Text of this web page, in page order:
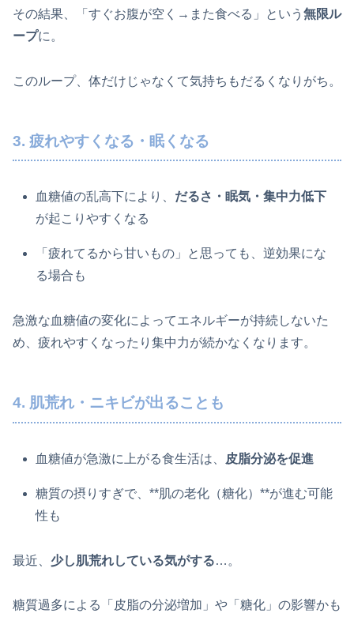
その結果、「すぐお腹が空く→また食べる」という 無限ル
ープに。
このループ、体だけじゃなくて気持ちもだるくなりがち。
3. 疲れやすくなる・眠くなる
血糖値の乱高下により、 だるさ・眠気・集中力低下
が起こりやすくなる
「疲れてるから甘いもの」と思っても、逆効果にな
る場合も
急激な血糖値の変化によってエネルギーが持続しないた
め、疲れやすくなったり集中力が続かなくなります。
4. 肌荒れ・ニキビが出ることも
血糖値が急激に上がる食生活は、 皮脂分泌を促進
糖質の摂りすぎで、**肌の老化（糖化）**が進む可能
性も
最近、 少し肌荒れしている気がする…。
糖質過多による「皮脂の分泌増加」や「糖化」の影響かも